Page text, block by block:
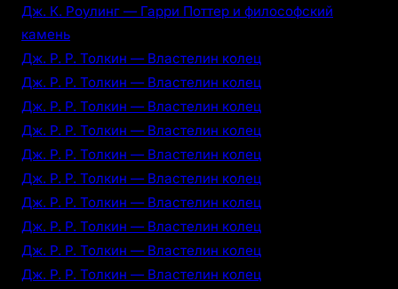
Дж. К. Роулинг — Гарри Поттер и философский
камень
Дж. Р. Р. Толкин — Властелин колец
Дж. Р. Р. Толкин — Властелин колец
Дж. Р. Р. Толкин — Властелин колец
Дж. Р. Р. Толкин — Властелин колец
Дж. Р. Р. Толкин — Властелин колец
Дж. Р. Р. Толкин — Властелин колец
Дж. Р. Р. Толкин — Властелин колец
Дж. Р. Р. Толкин — Властелин колец
Дж. Р. Р. Толкин — Властелин колец
Дж. Р. Р. Толкин — Властелин колец